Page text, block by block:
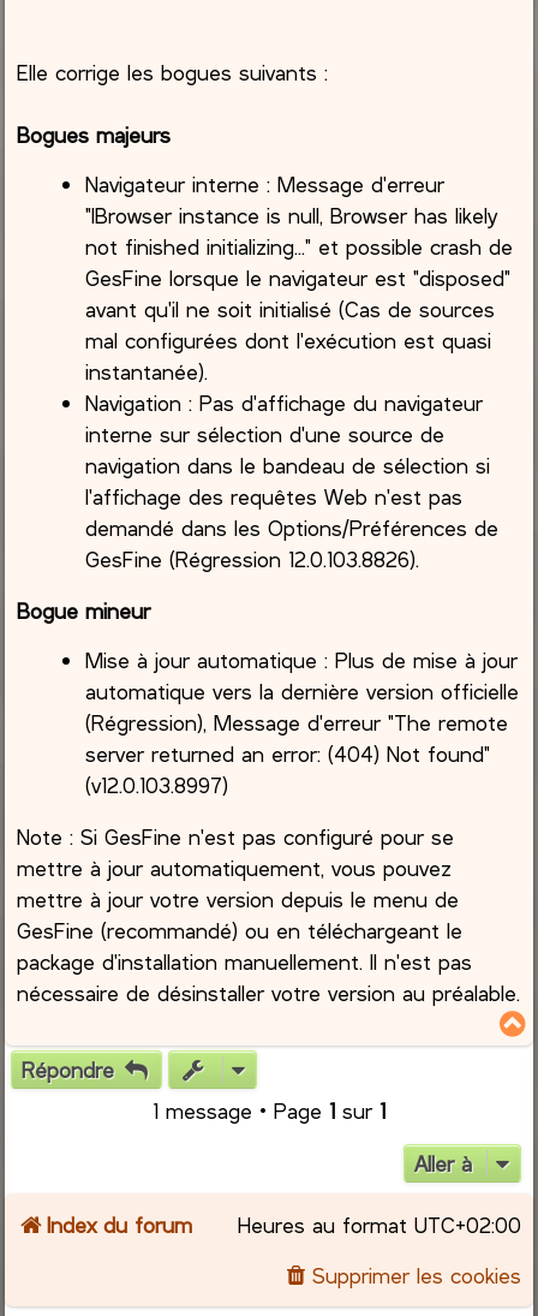
Elle corrige les bogues suivants :
Bogues majeurs
Navigateur interne : Message d'erreur
"IBrowser instance is null, Browser has likely
not finished initializing..." et possible crash de
GesFine lorsque le navigateur est "disposed"
avant qu'il ne soit initialisé (Cas de sources
mal configurées dont l'exécution est quasi
instantanée).
Navigation : Pas d'affichage du navigateur
interne sur sélection d'une source de
navigation dans le bandeau de sélection si
l'affichage des requêtes Web n'est pas
demandé dans les Options/Préférences de
GesFine (Régression 12.0.103.8826).
Bogue mineur
Mise à jour automatique : Plus de mise à jour
automatique vers la dernière version officielle
(Régression), Message d'erreur "The remote
server returned an error: (404) Not found"
(v12.0.103.8997)
Note : Si GesFine n'est pas configuré pour se
mettre à jour automatiquement, vous pouvez
mettre à jour votre version depuis le menu de
GesFine (recommandé) ou en téléchargeant le
package d'installation manuellement. Il n'est pas
nécessaire de désinstaller votre version au préalable.
Répondre
1 message • Page 1 sur 1
Aller à
Index du forum Heures au format UTC+02:00
Supprimer les cookies